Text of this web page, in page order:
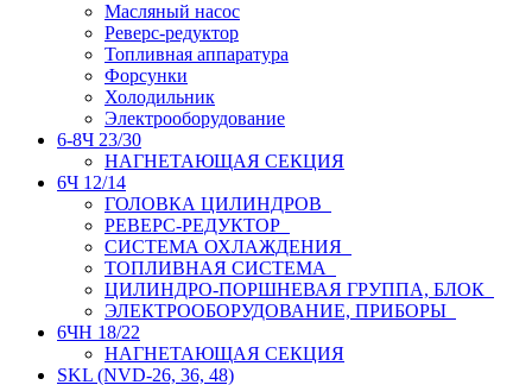
Масляный насос
Реверс-редуктор
Топливная аппаратура
Форсунки
Холодильник
Электрооборудование
6-8Ч 23/30
НАГНЕТАЮЩАЯ СЕКЦИЯ
6Ч 12/14
ГОЛОВКА ЦИЛИНДРОВ
РЕВЕРС-РЕДУКТОР
СИСТЕМА ОХЛАЖДЕНИЯ
ТОПЛИВНАЯ СИСТЕМА
ЦИЛИНДРО-ПОРШНЕВАЯ ГРУППА, БЛОК
ЭЛЕКТРООБОРУДОВАНИЕ, ПРИБОРЫ
6ЧН 18/22
НАГНЕТАЮЩАЯ СЕКЦИЯ
SKL (NVD-26, 36, 48)